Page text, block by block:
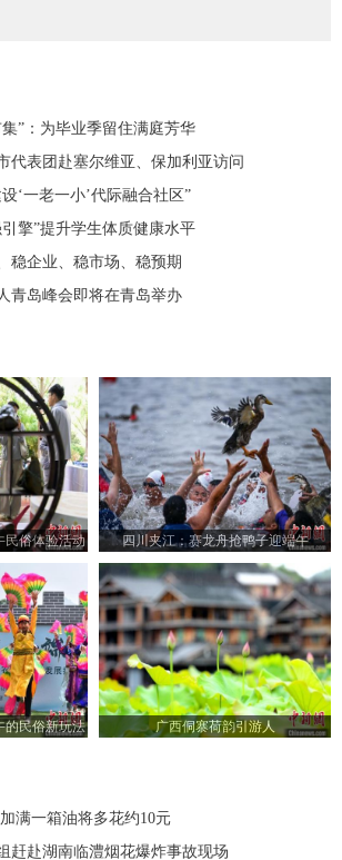
”：为毕业季留住满庭芳华
代表团赴塞尔维亚、保加利亚访问
‘一老一小’代际融合社区”
擎”提升学生体质健康水平
稳企业、稳市场、稳预期
青岛峰会即将在青岛举办
民俗体验活动 四川夹江：赛龙舟抢鸭子迎端午
的民俗新玩法 广西侗寨荷韵引游人
满一箱油将多花约10元
赶赴湖南临澧烟花爆炸事故现场